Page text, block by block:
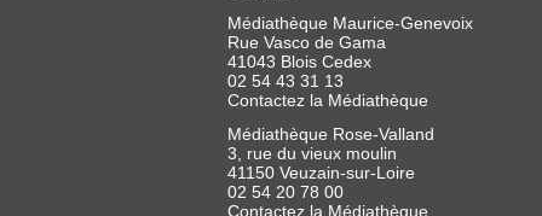
Médiathèque Maurice-Genevoix
Rue Vasco de Gama
41043 Blois Cedex
02 54 43 31 13
Contactez la Médiathèque
Médiathèque Rose-Valland
3, rue du vieux moulin
41150 Veuzain-sur-Loire
02 54 20 78 00
Contactez la Médiathèque